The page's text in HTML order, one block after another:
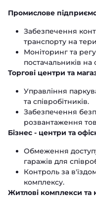
Промислове
Забезпечення
транспорту на
Моніторинг та
постачальників на
Торгові центри та
Управління
та співробітників.
Забезпечення
розвантаження
Бізнес - центри та
Обмеження
гаражів для
Контроль за
комплексу.
Житлові комплекси та